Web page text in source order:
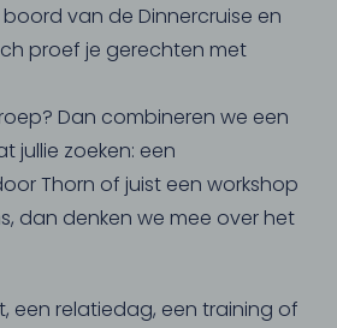
van de Dinnercruise en
proef je gerechten met
Dan combineren we een
jullie zoeken: een
Thorn of juist een workshop
dan denken we mee over het
een relatiedag, een training of